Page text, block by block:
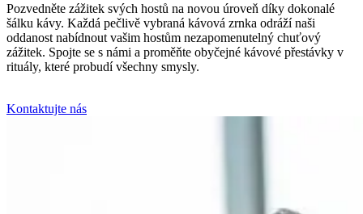
Pozvedněte zážitek svých hostů na novou úroveň díky dokonalé
šálku kávy. Každá pečlivě vybraná kávová zrnka odráží naši
oddanost nabídnout vašim hostům nezapomenutelný chuťový
zážitek. Spojte se s námi a proměňte obyčejné kávové přestávky v
rituály, které probudí všechny smysly.
Kontaktujte nás